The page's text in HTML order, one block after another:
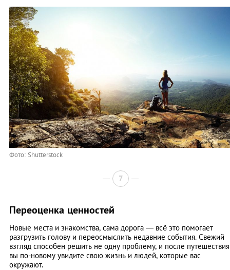
Фото: Shutterstock
7
Переоценка ценностей
Новые места и знакомства, сама дорога — всё это помогает
разгрузить голову и переосмыслить недавние события. Свежий
взгляд способен решить не одну проблему, и после путешествия
вы по-новому увидите свою жизнь и людей, которые вас
окружают.